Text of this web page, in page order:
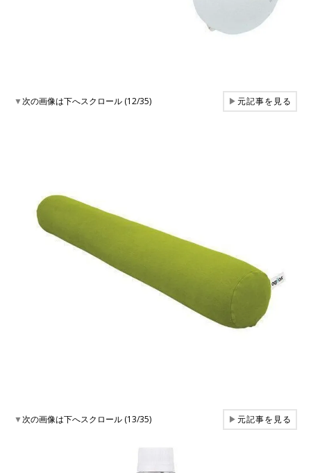
▼次の画像は下へスクロール (12/35) ▶元記事を見る
▼次の画像は下へスクロール (13/35) ▶元記事を見る